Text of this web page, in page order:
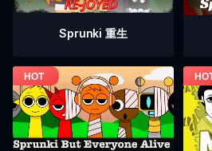
Sprunki 重生